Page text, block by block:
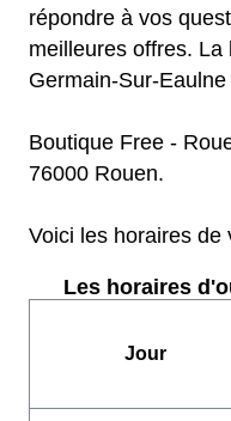
répondre à vos
meilleures offres.
Germain-Sur-
Boutique Free -
76000 Rouen.
Voici les horaires de
Les horaires
Jour